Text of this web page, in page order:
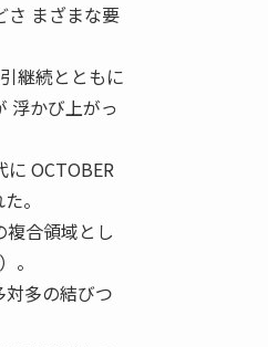
さ まざまな要
継続とともに
浮かび上がっ
OCTOBER
。
合領域とし
。
多の結びつ